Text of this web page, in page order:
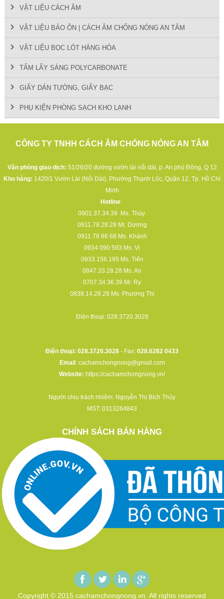
VẬT LIỆU CÁCH ÂM
VẬT LIỆU BẢO ÔN | CÁCH ÂM CHỐNG NÓNG AN TÂM
VẬT LIỆU BỌC LÓT HÀNG HÓA
TẤM LẤY SÁNG POLYCARBONATE
GIẤY DÁN TƯỜNG, GIẤY BẠC
PHỤ KIỆN PHÒNG SẠCH KHO LẠNH
CÔNG TY TNHH CÁCH ÂM CHỐNG NÓNG AN TÂM
Văn phòng giao dịch: 51/26/20 đường vườn lài nối dài, p. An phú Đông, Q 12
Kho hàng: 1420/1 Vườn Lài (Nối Dài), Phường Thạnh Lộc, Quận 12, Tp. Hồ Chí
Minh
Hotline:
0901.37.34.39
Ms. Thủy
0911.78.28.28 Mr. Dương
0911 78 86 68 Ms. Khánh
0934 090 593 Ms. Vi
0933.156.195 Ms. Tiên
0847.33.28.28 Ms. An
0707.34.36.39 Mr. Ry
0838.14.28.28 Ms. Phương Thi
Điện thoại: 028.3720.3028
Điện thoại: 028.3720.3028 - Fax: 028.6282 0433
Email : cachamchongnong@gmail.com
Website: https://cachamchongnong.vn/
Người chịu trách nhiệm: Nguyễn Thị Bích Thủy
MST: 0313264843
CHÍNH SÁCH BÁN HÀNG
Copyright © 2015 cachamchongnong.vn. All rights reserved